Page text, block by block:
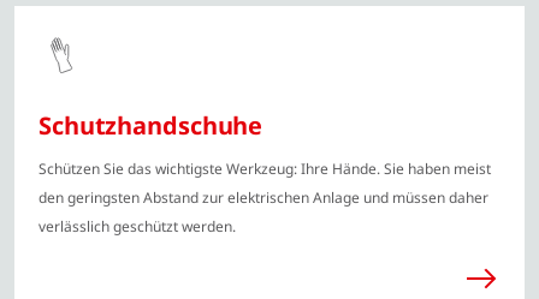
Schutzhandschuhe
Schützen Sie das wichtigste Werkzeug: Ihre Hände. Sie haben meist
den geringsten Abstand zur elektrischen Anlage und müssen daher
verlässlich geschützt werden.